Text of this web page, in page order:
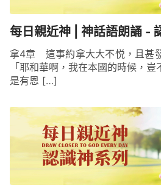
每日親近神 | 神話語朗誦 -
拿4章 這事約拿大大不悦，且甚
「耶和華啊，我在本國的時候，
是有恩 […]